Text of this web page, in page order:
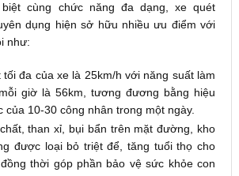
cùng chức năng đa dạng, xe quét
dụng hiện sở hữu nhiều ưu điểm với
như:
tối đa của xe là 25km/h với năng suất làm
giờ là 56km, tương đương bằng hiệu
của 10-30 công nhân trong một ngày.
than xỉ, bụi bẩn trên mặt đường, kho
được loại bỏ triệt để, tăng tuổi thọ cho
thời góp phần bảo vệ sức khỏe con